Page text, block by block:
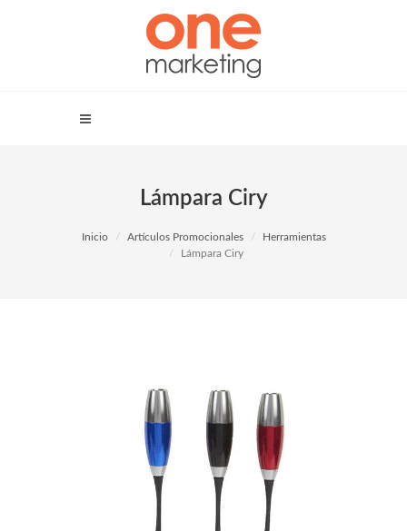
Lámpara Ciry
Inicio Artículos Promocionales
Herramientas
Lámpara Ciry